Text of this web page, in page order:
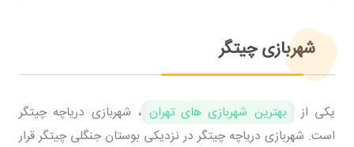
شهربازی چیتگر
یکی از بهترین شهربازی های تهران ، شهربازی دریاچه چیتگر
است. شهربازی دریاچه چیتگر در نزدیکی بوستان جنگلی چیتگر قرار